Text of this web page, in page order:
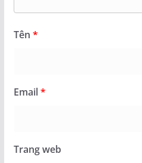
Tên *
Email*
Trang web